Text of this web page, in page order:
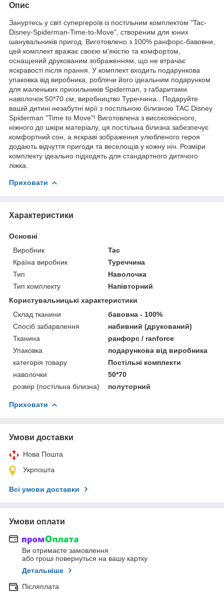
Опис
Зануртесь у світ супергероїв із постільним комплектом "Tac-
Disney-Spiderman-Time-to-Move", створеним для юних
шанувальників пригод. Виготовлено з 100% ранфорс-бавовни,
цей комплект вражає своєю м'якістю та комфортом,
оснащений друкованим зображенням, що не втрачає
яскравості після прання. У комплект входить подарункова
упаковка від виробника, роблячи його ідеальним подарунком
для маленьких прихильників Spiderman, з габаритами
наволочок 50*70 см, виробництво Туреччина.. Подаруйте
вашій дитині незабутні мрії з постільною білизною TAC Disney
Spiderman "Time to Move"! Виготовлена з високоякісного,
ніжного до шкіри матеріалу, ця постільна білизна забезпечує
комфортний сон, а яскраві зображення улюбленого героя
додають відчуття пригоди та веселощів у кожну ніч. Розміри
комплекту ідеально підходять для стандартного дитячого
ліжка.
Приховати
Характеристики
Основні
Виробник
Tac
Країна виробник
Туреччина
Тип
Наволочка
Тип комплекту
Напівторний
Користувальницькі характеристики
Склад тканини
бавовна - 100%
Спосіб забарвлення
набивний (друкований)
Тканина
ранфорс / ranforce
Упаковка
подарункова від виробника
категорія товару
Постільні комплекти
наволочки
50*70
розмір (постільна білизна)
полуторний
Приховати
Умови доставки
Нова Пошта
Укрпошта
Всі умови доставки
Умови оплати
Ви отримаєте замовлення
або гроші повернуться на вашу картку
Детальніше
Післяплата